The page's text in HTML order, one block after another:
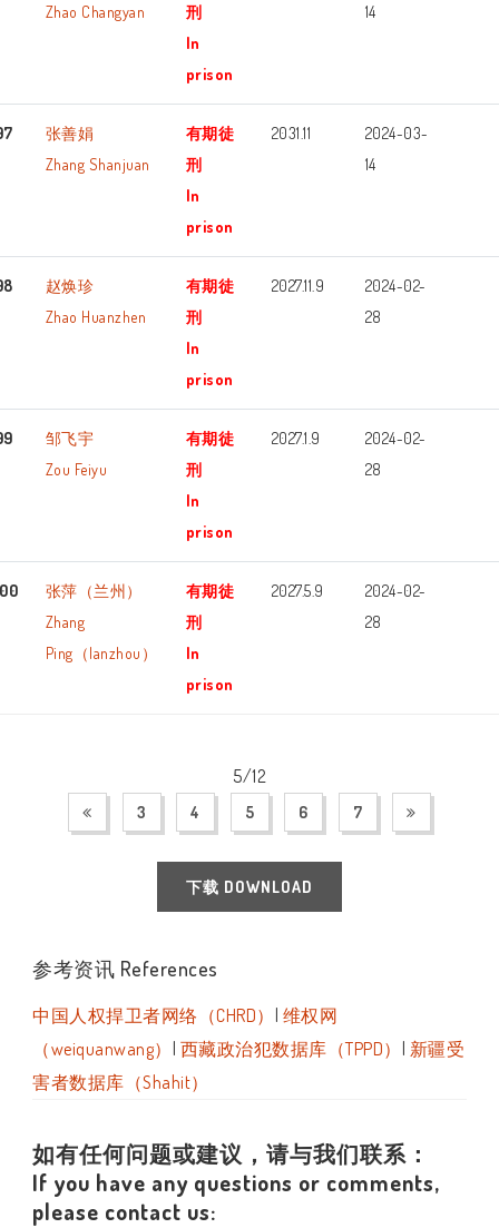
Zhao Changyan
刑
In
prison
14
张善娟
Zhang Shanjuan
有期徒
刑
In
prison
2031.11
2024-03-
14
赵焕珍
Zhao Huanzhen
有期徒
刑
In
prison
2027.11.9
2024-02-
28
邹飞宇
Zou Feiyu
有期徒
刑
In
prison
2027.1.9
2024-02-
28
张萍（兰州）
Zhang
Ping（lanzhou）
有期徒
刑
In
prison
2027.5.9
2024-02-
28
5/12
3 4 5 6 7
下载 DOWNLOAD
参考资讯 References
中国人权捍卫者网络（CHRD） | 维权网
（weiquanwang） | 西藏政治犯数据库（TPPD） | 新疆受
害者数据库（Shahit）
如有任何问题或建议，请与我们联系：
If you have any questions or comments,
please contact us: